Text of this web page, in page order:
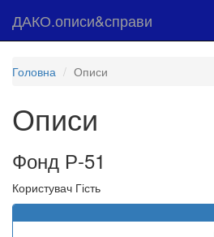
ДАКО.описи&справи
Головна Описи
Описи
Фонд Р-51
Користувач Гість